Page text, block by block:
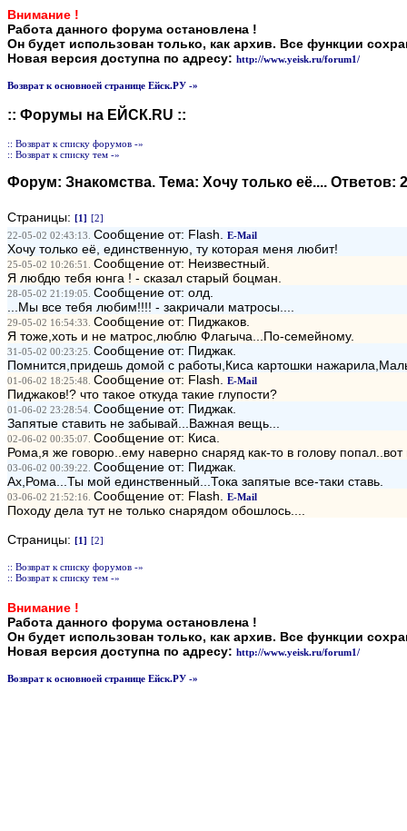
Внимание !
Работа данного форума остановлена !
Он будет использован только, как архив. Все функции
Новая версия доступна по адресу: http://www.yeisk.ru/forum1/
Возврат к основноей странице Ейск.РУ -»
:: Форумы на ЕЙСК.RU ::
:: Возврат к списку форумов -»
:: Возврат к списку тем -»
Форум: Знакомства. Тема: Хочу только её.... Ответов:
Страницы: [1] [2]
22-05-02 02:43:13. Сообщение от: Flash. E-Mail
Хочу только её, единственную, ту которая меня любит!
25-05-02 10:26:51. Сообщение от: Неизвестный.
Я любдю тебя юнга ! - сказал старый боцман.
28-05-02 21:19:05. Сообщение от: олд.
...Мы все тебя любим!!!! - закричали матросы....
29-05-02 16:54:33. Сообщение от: Пиджаков.
Я тоже,хоть и не матрос,люблю Флагыча...По-семейному.
31-05-02 00:23:25. Сообщение от: Пиджак.
Помнится,придешь домой с работы,Киса картошки
01-06-02 18:25:48. Сообщение от: Flash. E-Mail
Пиджаков!? что такое откуда такие глупости?
01-06-02 23:28:54. Сообщение от: Пиджак.
Запятые ставить не забывай...Важная вещь...
02-06-02 00:35:07. Сообщение от: Киса.
Рома,я же говорю..ему наверно снаряд как-то в голову попал..вот
03-06-02 00:39:22. Сообщение от: Пиджак.
Ах,Рома...Ты мой единственный...Тока запятые все-таки ставь.
03-06-02 21:52:16. Сообщение от: Flash. E-Mail
Походу дела тут не только снарядом обошлось....
Страницы: [1] [2]
:: Возврат к списку форумов -»
:: Возврат к списку тем -»
Внимание !
Работа данного форума остановлена !
Он будет использован только, как архив. Все функции
Новая версия доступна по адресу: http://www.yeisk.ru/forum1/
Возврат к основноей странице Ейск.РУ -»